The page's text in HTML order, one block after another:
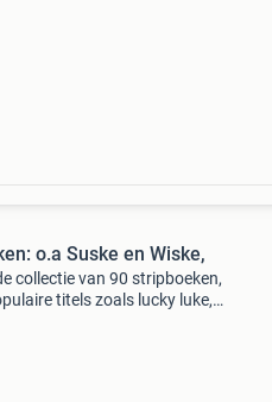
90 stripboeken: o.a Suske en Wiske,
collectie van 90 stripboeken,
titels zoals lucky luke,